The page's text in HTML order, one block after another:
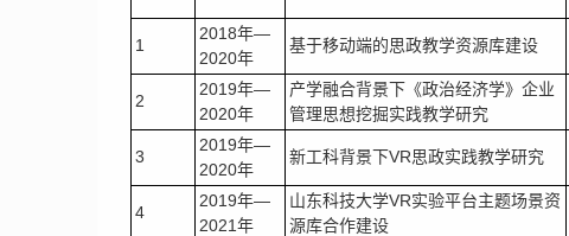
1
2018年—
2020年
基于移动端的思政教学资源库建设
2
2019年—
2020年
产学融合背景下《政治经济学》企业
管理思想挖掘实践教学研究
3
2019年—
2020年
新工科背景下VR思政实践教学研究
4
2019年—
2021年
山东科技大学VR实验平台主题场景资
源库合作建设